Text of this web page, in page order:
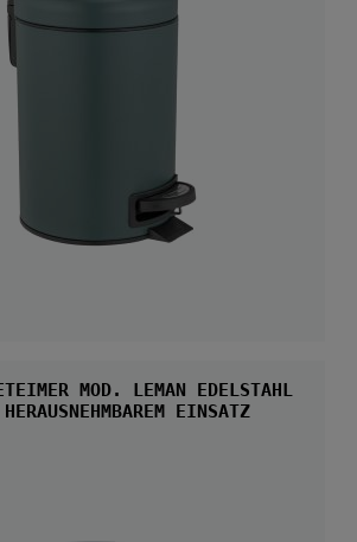
MOD. LEMAN EDELSTAHL
MIT HERAUSNEHMBAREM EINSATZ